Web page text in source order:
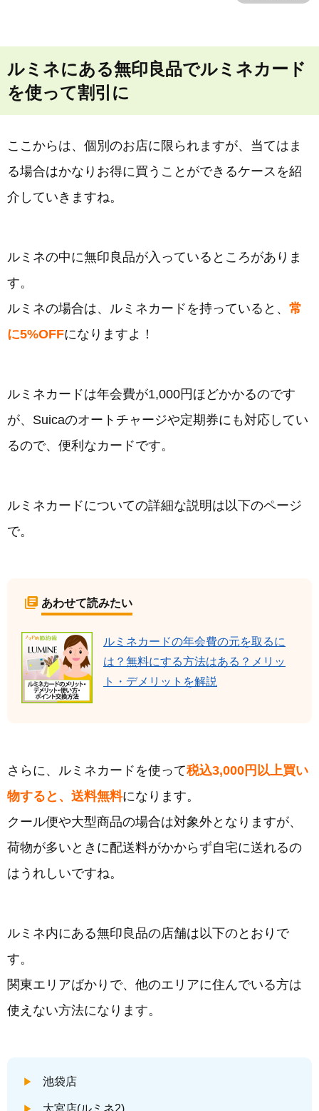
ルミネにある無印良品でルミネカード
を使って割引に
ここからは、個別のお店に限られますが、当てはま
る場合はかなりお得に買うことができるケースを紹
介していきますね。
ルミネの中に無印良品が入っているところがありま
す。
ルミネの場合は、ルミネカードを持っていると、 常
に5%OFFになりますよ！
ルミネカードは年会費が1,000円ほどかかるのです
が、Suicaのオートチャージや定期券にも対応してい
るので、便利なカードです。
ルミネカードについての詳細な説明は以下のページ
で。
あわせて読みたい
ルミネカードの年会費の元を取るに
は？無料にする方法はある？メリッ
ト・デメリットを解説
さらに、ルミネカードを使って税込3,000円以上買い
物すると、送料無料になります。
クール便や大型商品の場合は対象外となりますが、
荷物が多いときに配送料がかからず自宅に送れるの
はうれしいですね。
ルミネ内にある無印良品の店舗は以下のとおりで
す。
関東エリアばかりで、他のエリアに住んでいる方は
使えない方法になります。
池袋店
大宮店(ルミネ2)